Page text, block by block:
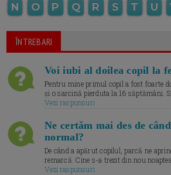
N
O P Q R S T U
ÎNTREBARI
Voi iubi al doilea copil la
Pentru mine primul copil a fost foarte
și o sarcină pierduta la 16 săptămâni.
Vezi raspunsuri
Ne certăm mai des de
normal?
De când a apărut copilul, parcă ne
remarcă. Cine s-a trezit din nou
Vezi raspunsuri